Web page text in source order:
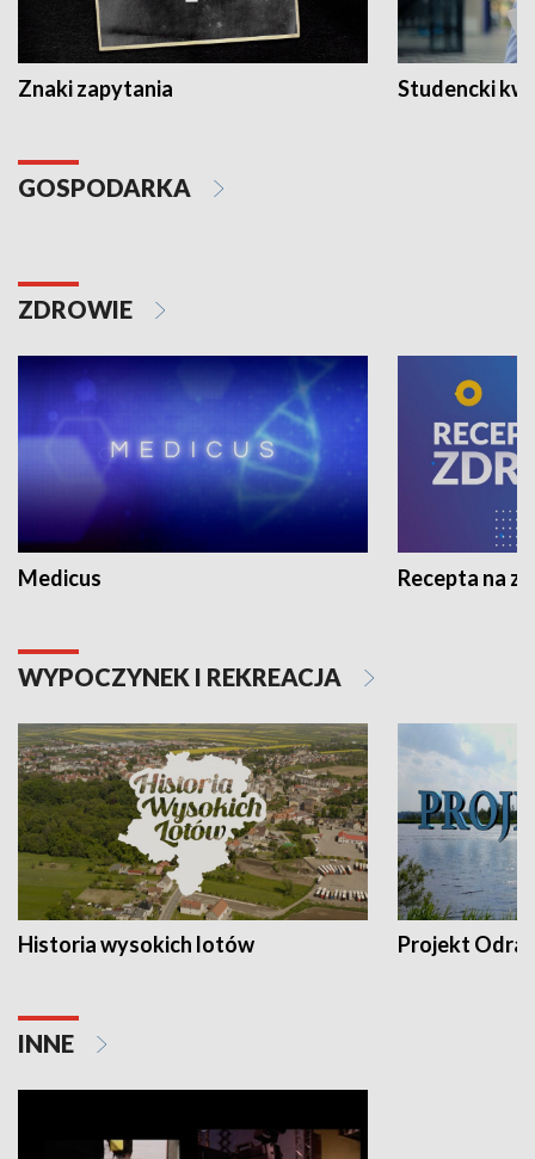
Znaki zapytania Studencki
GOSPODARKA
ZDROWIE
Medicus Recepta na
WYPOCZYNEK I REKREACJA
Historia wysokich lotów Projekt Odra
INNE